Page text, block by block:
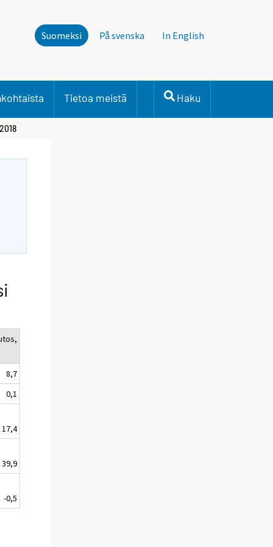
Suomeksi På svenska In English
Tietoa meistä Haku
8,7
0,1
17,4
39,9
-0,5